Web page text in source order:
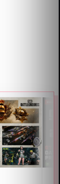
VIJESTI